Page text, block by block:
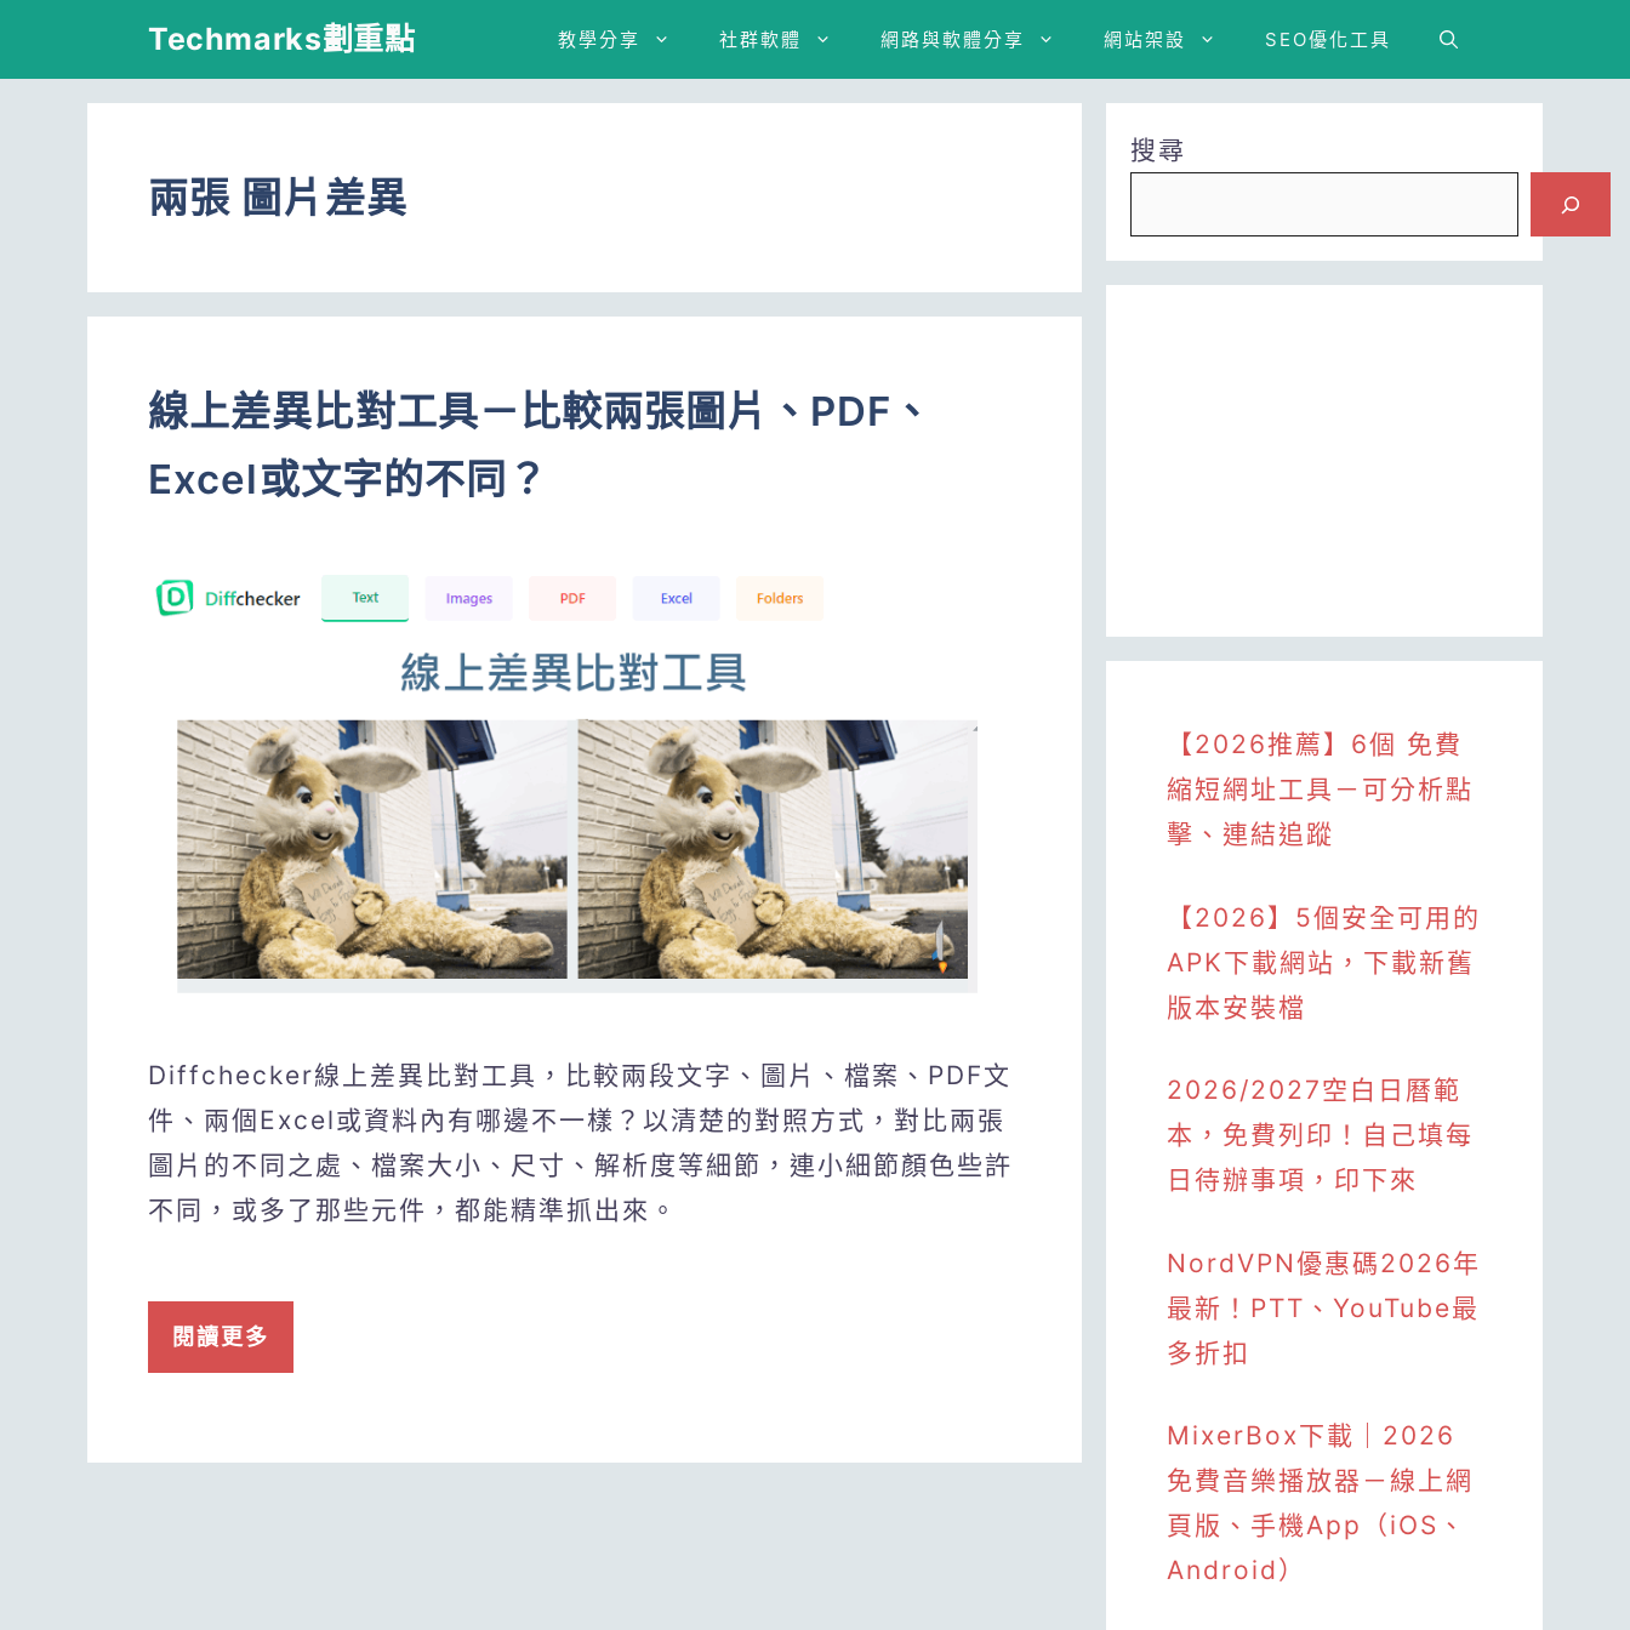
Techmarks劃重點 教學分享 社群軟體 網路與軟體分享 網站架設 SEO優化工具
兩張 圖片差異
線上差異比對工具－比較兩張圖片、PDF、
Excel或文字的不同？
Diffchecker線上差異比對工具，比較兩段文字、圖片、檔案、PDF文
件、兩個Excel或資料內有哪邊不一樣？以清楚的對照方式，對比兩張
圖片的不同之處、檔案大小、尺寸、解析度等細節，連小細節顏色些許
不同，或多了那些元件，都能精準抓出來。
閱讀更多
搜尋
【2026推薦】6個 免費
縮短網址工具－可分析點
擊、連結追蹤
【2026】5個安全可用的
APK下載網站，下載新舊
版本安裝檔
2026/2027空白日曆範
本，免費列印！自己填每
日待辦事項，印下來
NordVPN優惠碼2026年
最新！PTT、YouTube最
多折扣
MixerBox下載｜2026
免費音樂播放器－線上網
頁版、手機App（iOS、
Android）